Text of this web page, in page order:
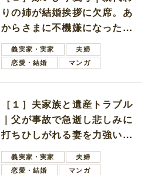
りの姉が結婚挨拶に欠席。あ
からさまに不機嫌になった義
母義実家・実家
夫婦
恋愛・結婚
マンガ
［１］夫家族と遺産トラブル
｜父が事故で急逝し悲しみに
打ちひしがれる妻を力強い言
葉で励ます夫
義実家・実家
夫婦
恋愛・結婚
マンガ